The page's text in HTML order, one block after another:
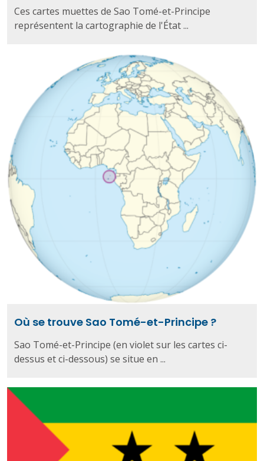
Ces cartes muettes de Sao Tomé-et-Principe
représentent la cartographie de l'État ...
Où se trouve Sao Tomé-et-Principe ?
Sao Tomé-et-Principe (en violet sur les cartes ci-
dessus et ci-dessous) se situe en ...